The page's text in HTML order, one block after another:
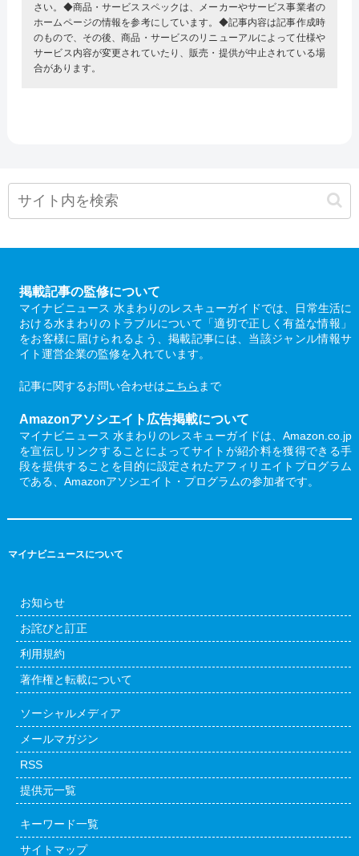
さい。◆商品・サービススペックは、メーカーやサービス事業者の
ホームページの情報を参考にしています。◆記事内容は記事作成時
のもので、その後、商品・サービスのリニューアルによって仕様や
サービス内容が変更されていたり、販売・提供が中止されている場
合があります。
掲載記事の監修について
マイナビニュース 水まわりのレスキューガイドでは、日常生活に
おける水まわりのトラブルについて「適切で正しく有益な情報」
をお客様に届けられるよう、掲載記事には、当該ジャンル情報サ
イト運営企業の監修を入れています。
記事に関するお問い合わせはこちら まで
Amazonアソシエイト広告掲載について
マイナビニュース 水まわりのレスキューガイドは、Amazon.co.jp
を宣伝しリンクすることによってサイトが紹介料を獲得できる手
段を提供することを目的に設定されたアフィリエイトプログラム
である、Amazonアソシエイト・プログラムの参加者です。
マイナビニュースについて
お知らせ
お詫びと訂正
利用規約
著作権と転載について
ソーシャルメディア
メールマガジン
RSS
提供元一覧
キーワード一覧
サイトマップ